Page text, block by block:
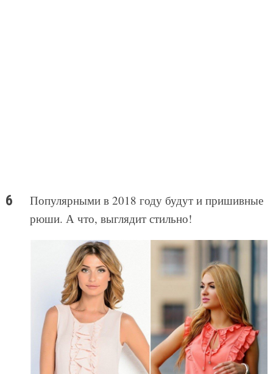
Популярными в 2018 году будут и пришивные
рюши. А что, выглядит стильно!